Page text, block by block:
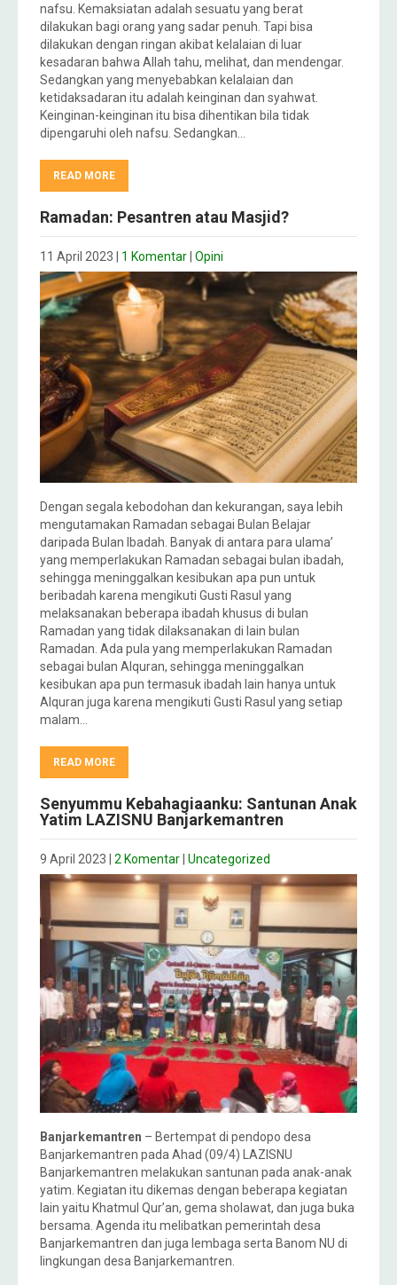
nafsu. Kemaksiatan adalah sesuatu yang berat
dilakukan bagi orang yang sadar penuh. Tapi bisa
dilakukan dengan ringan akibat kelalaian di luar
kesadaran bahwa Allah tahu, melihat, dan mendengar.
Sedangkan yang menyebabkan kelalaian dan
ketidaksadaran itu adalah keinginan dan syahwat.
Keinginan-keinginan itu bisa dihentikan bila tidak
dipengaruhi oleh nafsu. Sedangkan…
READ MORE
Ramadan: Pesantren atau Masjid?
11 April 2023 | 1 Komentar| Opini
Dengan segala kebodohan dan kekurangan, saya lebih
mengutamakan Ramadan sebagai Bulan Belajar
daripada Bulan Ibadah. Banyak di antara para ulama’
yang memperlakukan Ramadan sebagai bulan ibadah,
sehingga meninggalkan kesibukan apa pun untuk
beribadah karena mengikuti Gusti Rasul yang
melaksanakan beberapa ibadah khusus di bulan
Ramadan yang tidak dilaksanakan di lain bulan
Ramadan. Ada pula yang memperlakukan Ramadan
sebagai bulan Alquran, sehingga meninggalkan
kesibukan apa pun termasuk ibadah lain hanya untuk
Alquran juga karena mengikuti Gusti Rasul yang setiap
malam…
READ MORE
Senyummu Kebahagiaanku: Santunan Anak
Yatim LAZISNU Banjarkemantren
9 April 2023 2 Komentar Uncategorized
Banjarkemantren – Bertempat di pendopo desa
Banjarkemantren pada Ahad (09/4) LAZISNU
Banjarkemantren melakukan santunan pada anak-anak
yatim. Kegiatan itu dikemas dengan beberapa kegiatan
lain yaitu Khatmul Qur’an, gema sholawat, dan juga buka
bersama. Agenda itu melibatkan pemerintah desa
Banjarkemantren dan juga lembaga serta Banom NU di
lingkungan desa Banjarkemantren.